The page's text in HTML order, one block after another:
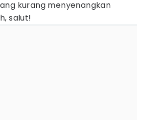
kurang menyenangkan
salut!